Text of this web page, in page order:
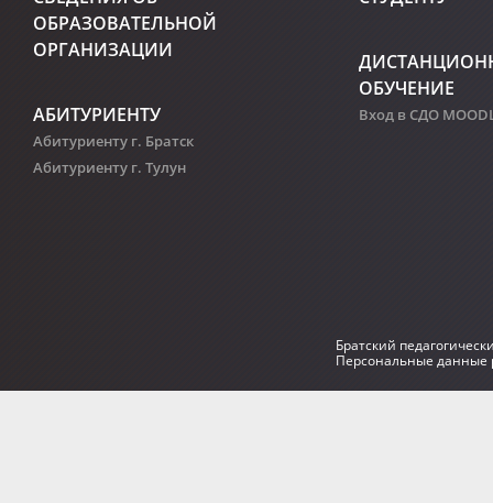
ОБРАЗОВАТЕЛЬНОЙ
ОРГАНИЗАЦИИ
АБИТУРИЕНТУ
Абитуриенту г. Братск
Абитуриенту г. Тулун
ОБУЧЕНИЕ
Вход в СДО
Братский
Персональные данные